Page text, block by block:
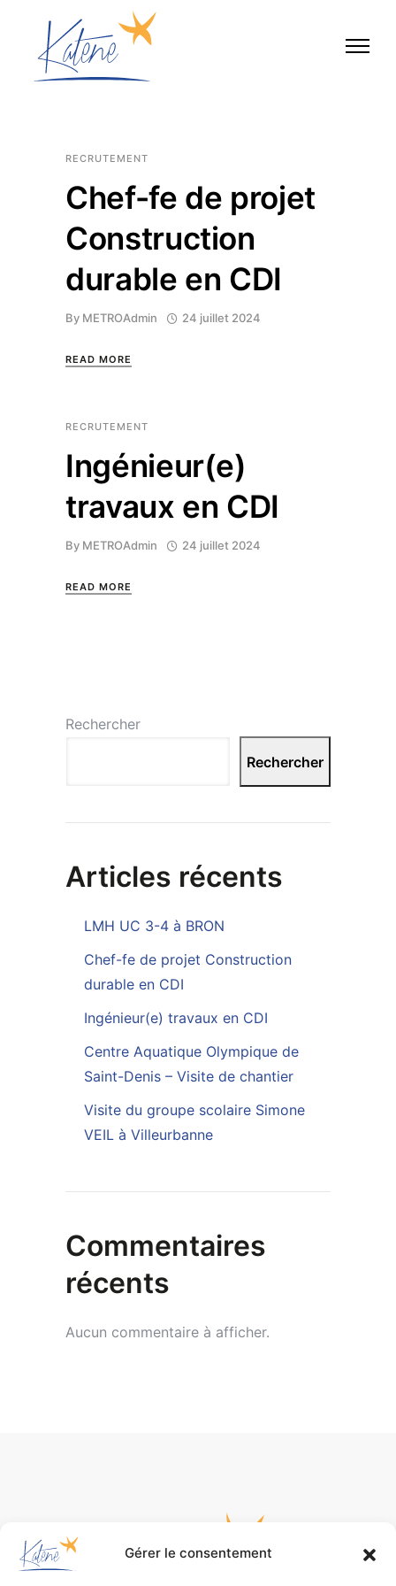
Gérer le consentement
RECRUTEMENT
Chef-fe de projet
Construction
durable en CDI
By METROAdmin 24 juillet 2024
READ MORE
RECRUTEMENT
Ingénieur(e)
travaux en CDI
By METROAdmin 24 juillet 2024
READ MORE
Rechercher
Rechercher
Articles récents
LMH UC 3-4 à BRON
Chef-fe de projet Construction
durable en CDI
Ingénieur(e) travaux en CDI
Centre Aquatique Olympique de
Saint-Denis – Visite de chantier
Visite du groupe scolaire Simone
VEIL à Villeurbanne
Commentaires
récents
Aucun commentaire à afficher.